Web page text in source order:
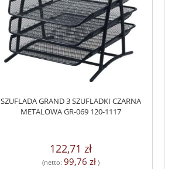
SZUFLADA GRAND 3 SZUFLADKI CZARNA
METALOWA GR-069 120-1117
122,71 zł
(netto: 99,76 zł )